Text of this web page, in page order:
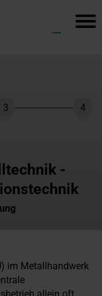
Schritt
3 4
-
im Metallhandwerk